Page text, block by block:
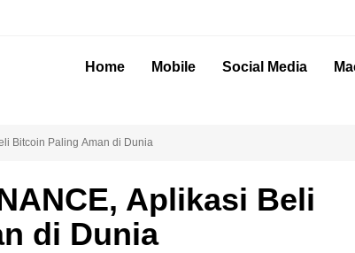
Home Mobile Social Media
Bitcoin Paling Aman di Dunia
Aplikasi Beli
di Dunia